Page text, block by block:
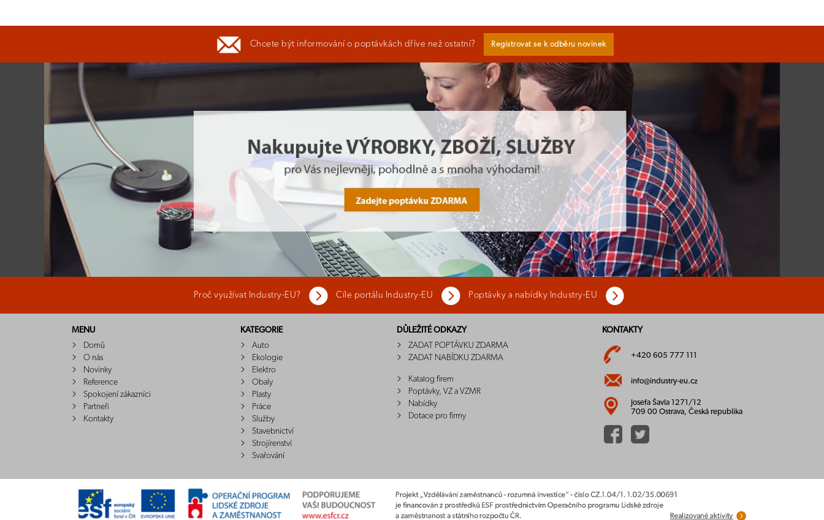
Chcete být informování o poptávkách dříve než ostatní? Registrovat se k odběru novinek
Proč využívat Industry-EU? Cíle portálu Industry-EU Poptávky a nabídky Industry-EU
MENU
Domů
O nás
Novinky
Reference
Spokojení zákazníci
Partneři
Kontakty
KATEGORIE
Auto
Ekologie
Elektro
Obaly
Plasty
Práce
Služby
Stavebnictví
Strojírenství
Svařování
DŮLEŽITÉ ODKAZY
ZADAT POPTÁVKU ZDARMA
ZADAT NABÍDKU ZDARMA
Katalog firem
Poptávky, VZ a VZMR
Nabídky
Dotace pro firmy
KONTAKTY
+420 605 777 111
info@industry-eu.cz
Josefa Šavla 1271/12
709 00 Ostrava, Česká republika